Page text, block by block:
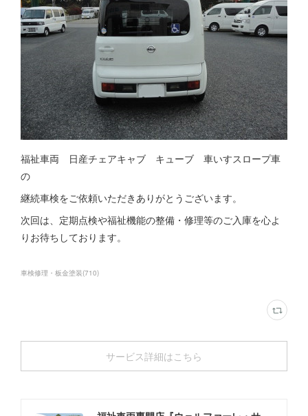
福祉車両 日産チェアキャブ キューブ 車いすスロープ車
の
継続車検をご依頼いただきありがとうございます。
次回は、定期点検や福祉機能の整備・修理等のご入庫を心よ
りお待ちしております。
車検修理・板金塗装(710)
サービス詳細はこちら